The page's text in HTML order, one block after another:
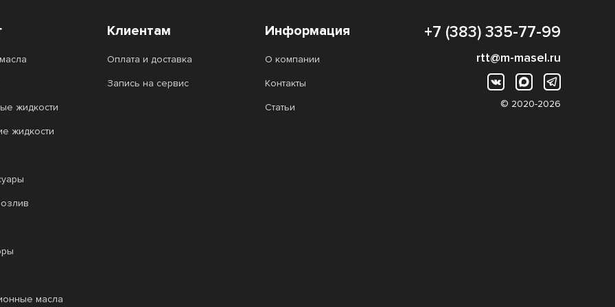
жидкости
жидкости
масла
Клиентам
Оплата и доставка
Запись на сервис
Информация
О компании
Контакты
Статьи
+7 (383) 335-77-99
rtt@m-masel.ru
© 2020-2026